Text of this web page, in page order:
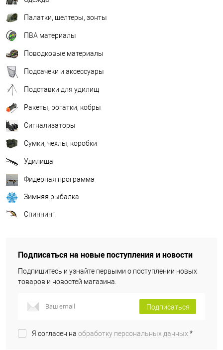
Палатки, шелтеры, зонты
ПВА материалы
Поводковые материалы
Подсачеки и аксессуары
Подставки для удилищ
Ракеты, рогатки, кобры
Сигнализаторы
Сумки, чехлы, коробки
Удилища
Фидерная программа
Зимняя рыбалка
Спиннинг
Подписаться на новые поступления и новости
Подпишитесь и узнайте первыми о поступлении новых
товаров и новостей магазина.
Подписаться
Я согласен на обработку персональных данных. *